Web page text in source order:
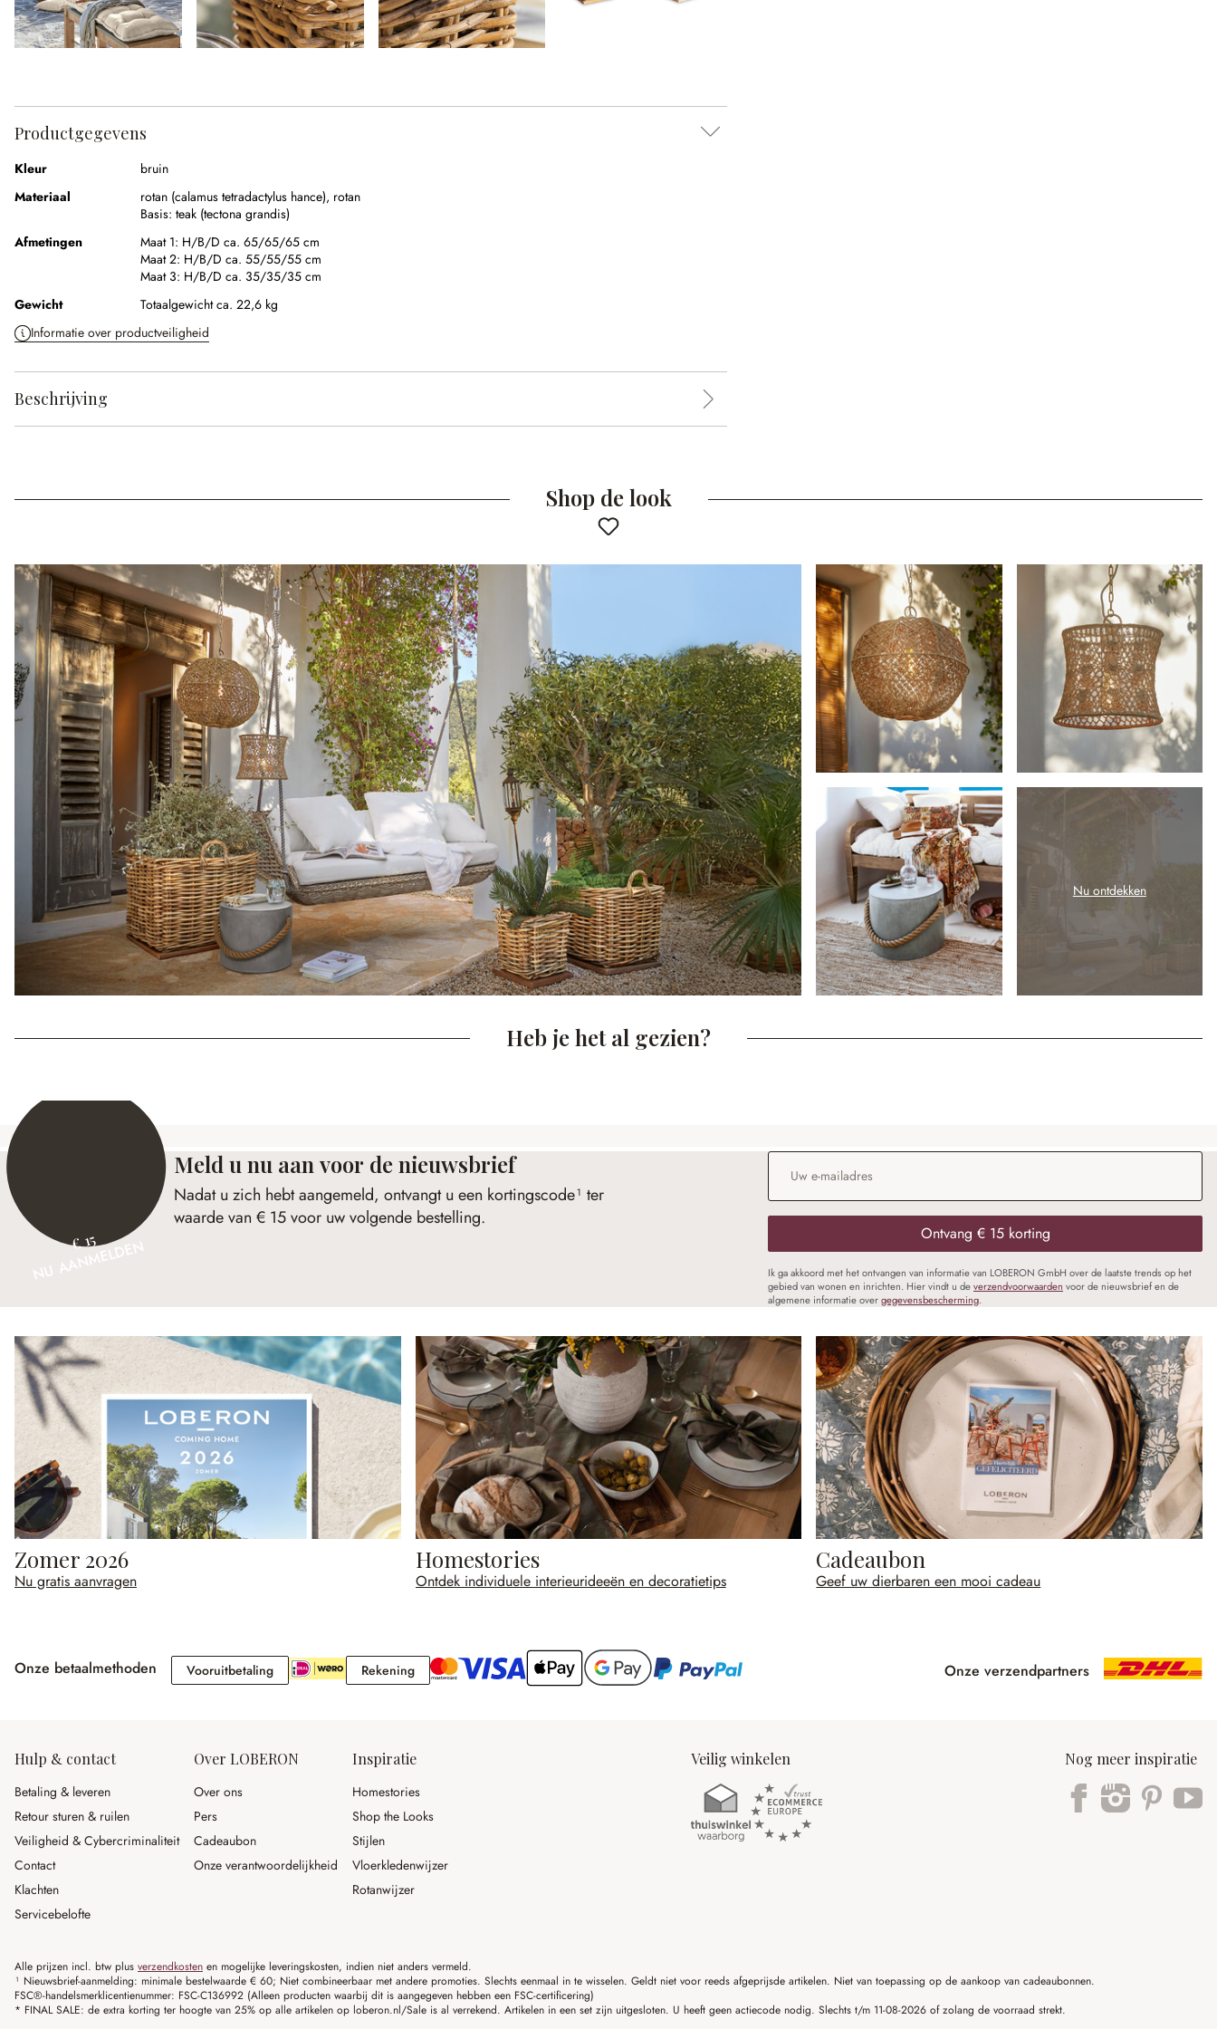
Productgegevens
Kleur
bruin
Materiaal
rotan (calamus tetradactylus hance), rotan
Basis: teak (tectona grandis)
Afmetingen
Maat 1: H/B/D ca. 65/65/65 cm
Maat 2: H/B/D ca. 55/55/55 cm
Maat 3: H/B/D ca. 35/35/35 cm
Gewicht
Totaalgewicht ca. 22,6 kg
Informatie over productveiligheid
Beschrijving
Shop de look
Nu ontdekken
Heb je het al gezien?
€ 15
NU AANMELDEN
Meld u nu aan voor de nieuwsbrief
Nadat u zich hebt aangemeld, ontvangt u een kortingscode¹ ter
waarde van € 15 voor uw volgende bestelling.
E-mailadres
Ontvang € 15 korting
Ik ga akkoord met het ontvangen van informatie van LOBERON GmbH over de laatste trends op het
gebied van wonen en inrichten. Hier vindt u deverzendvoorwaarden voor de nieuwsbrief en de
algemene informatie overgegevensbescherming.
Zomer 2026
Nu gratis aanvragen
Homestories
Ontdek individuele interieurideeën en decoratietips
Cadeaubon
Geef uw dierbaren een mooi cadeau
Onze betaalmethoden VooruitbetalingVooruitbetaling RekeningRekening Onze verzendpartners
Hulp & contact
Betaling & leveren
Retour sturen & ruilen
Veiligheid & Cybercriminaliteit
Contact
Klachten
Servicebelofte
Over LOBERON
Over ons
Pers
Cadeaubon
Onze verantwoordelijkheid
Inspiratie
Homestories
Shop the Looks
Stijlen
Vloerkledenwijzer
Rotanwijzer
Veilig winkelen Nog meer inspiratie
Alle prijzen incl. btw plus verzendkosten en mogelijke leveringskosten, indien niet anders vermeld.
¹ Nieuwsbrief-aanmelding: minimale bestelwaarde € 60; Niet combineerbaar met andere promoties. Slechts eenmaal in te wisselen. Geldt niet voor reeds afgeprijsde artikelen. Niet van toepassing op de aankoop van cadeaubonnen.
FSC®-handelsmerklicentienummer: FSC-C136992 (Alleen producten waarbij dit is aangegeven hebben een FSC-certificering)
* FINAL SALE: de extra korting ter hoogte van 25% op alle artikelen op loberon.nl/Sale is al verrekend. Artikelen in een set zijn uitgesloten. U heeft geen actiecode nodig. Slechts t/m 11-08-2026 of zolang de voorraad strekt.